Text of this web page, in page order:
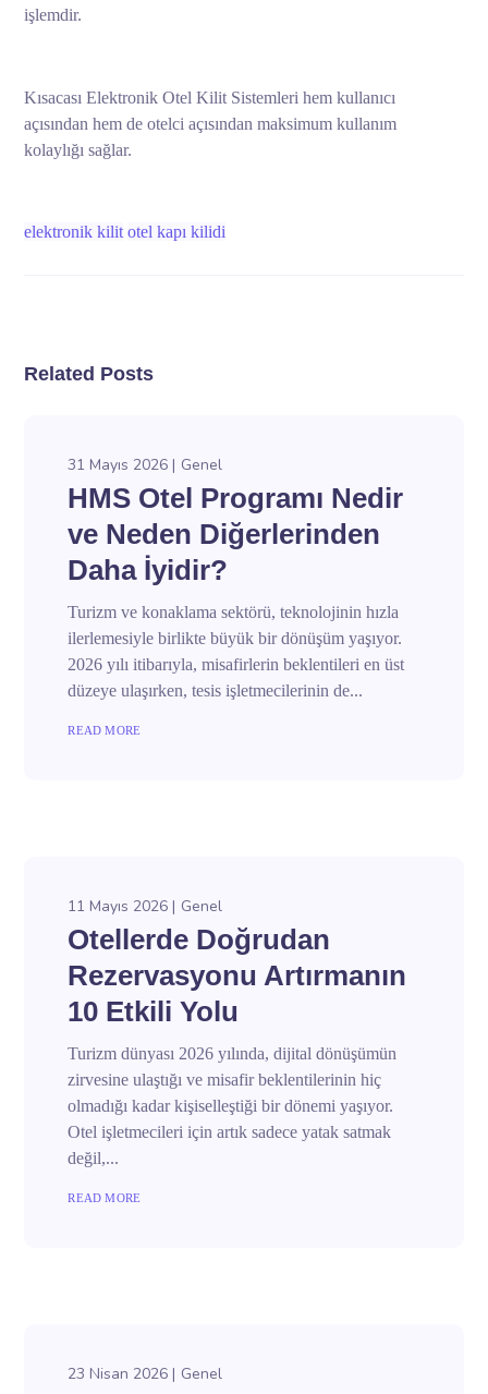
işlemdir.
Kısacası Elektronik Otel Kilit Sistemleri hem kullanıcı
açısından hem de otelci açısından maksimum kullanım
kolaylığı sağlar.
elektronik kilit otel kapı kilidi
Related Posts
31 Mayıs 2026 Genel
HMS Otel Programı Nedir
ve Neden Diğerlerinden
Daha İyidir?
Turizm ve konaklama sektörü, teknolojinin hızla
ilerlemesiyle birlikte büyük bir dönüşüm yaşıyor.
2026 yılı itibarıyla, misafirlerin beklentileri en üst
düzeye ulaşırken, tesis işletmecilerinin de...
READ MORE
11 Mayıs 2026 Genel
Otellerde Doğrudan
Rezervasyonu Artırmanın
10 Etkili Yolu
Turizm dünyası 2026 yılında, dijital dönüşümün
zirvesine ulaştığı ve misafir beklentilerinin hiç
olmadığı kadar kişiselleştiği bir dönemi yaşıyor.
Otel işletmecileri için artık sadece yatak satmak
değil,...
READ MORE
23 Nisan 2026 Genel